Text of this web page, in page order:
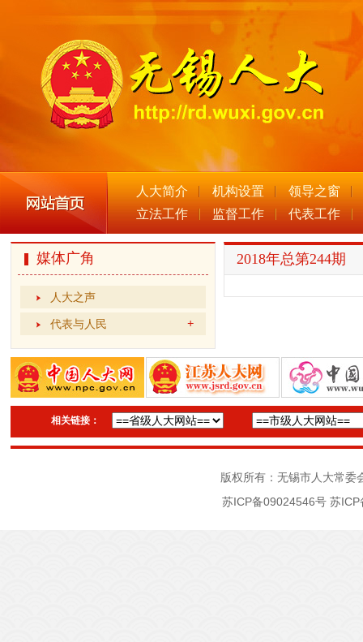
人大简介 机构设置
领导之窗
立法工作
监督工作 代表工作
媒体广角
人大之声
代表与人民
2018年总第244期
相关链接：
版权所有：无锡市人大常
苏ICP备09024546号 苏ICP